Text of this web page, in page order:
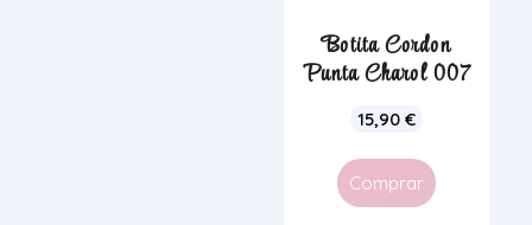
Botita Cordon
Punta Charol 007
15,90€
Comprar